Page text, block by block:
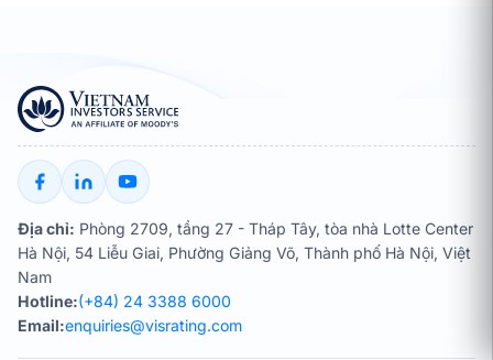
Địa chỉ: Phòng 2709, tầng 27 - Tháp Tây, tòa nhà Lotte Center
Hà Nội, 54 Liễu Giai, Phường Giảng Võ, Thành phố Hà Nội, Việt
Nam
Hotline:(+84) 24 3388 6000
Email:enquiries@visrating.com